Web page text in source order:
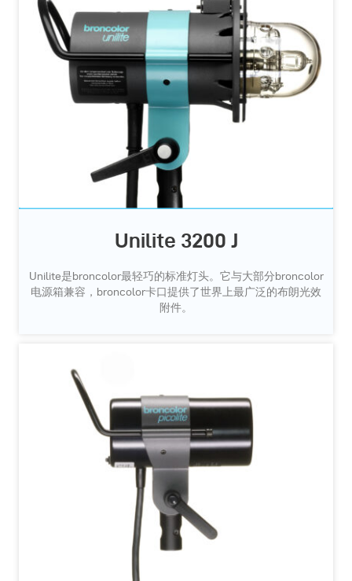
Unilite 3200 J
Unilite是broncolor最轻巧的标准灯头。它与大部分broncolor
电源箱兼容，broncolor卡口提供了世界上最广泛的布朗光效
附件。